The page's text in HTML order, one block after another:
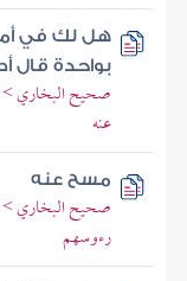
هل لك في
بواحدة قال
صحيح البخاري >
عنه
مسح عنه
صحيح البخاري >
رءوسهم